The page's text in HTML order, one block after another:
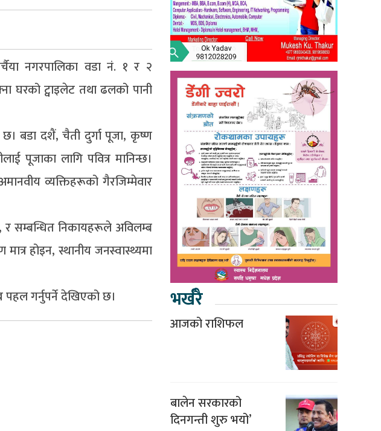
नगरपालिका वडा नं. १ र २
घरको ट्वाइलेट तथा ढलको पानी
छ। बडा दशैं, चैती दुर्गा पूजा, कृष्ण
पूजाका लागि पवित्र मानिन्छ।
व्यक्तिहरूको गैरजिम्मेवार
र सम्बन्धित निकायहरूले अविलम्ब
होइन, स्थानीय जनस्वास्थ्यमा
गर्नुपर्ने देखिएको छ।
भर्खरै
आजको राशिफल
बालेन सरकारको
दिनगन्ती शुरु भयो’